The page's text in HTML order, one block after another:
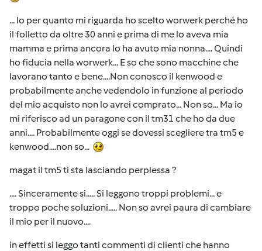
... Io per quanto mi riguarda ho scelto worwerk perché ho
il folletto da oltre 30 anni e prima di me lo aveva mia
mamma e prima ancora lo ha avuto mia nonna.... Quindi
ho fiducia nella worwerk... E so che sono macchine che
lavorano tanto e bene....Non conosco il kenwood e
probabilmente anche vedendolo in funzione al periodo
del mio acquisto non lo avrei comprato... Non so... Ma io
mi riferisco ad un paragone con il tm31 che ho da due
anni.... Probabilmente oggi se dovessi scegliere tra tm5 e
kenwood....non so...
magat il tm5 ti sta lasciando perplessa ?
.... Sinceramente si..... Si leggono troppi problemi... e
troppo poche soluzioni..... Non so avrei paura di cambiare
il mio per il nuovo....
in effetti si leggo tanti commenti di clienti che hanno